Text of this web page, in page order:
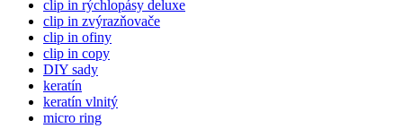
clip in rýchlopásy deluxe
clip in zvýrazňovače
clip in ofiny
clip in copy
DIY sady
keratín
keratín vlnitý
micro ring